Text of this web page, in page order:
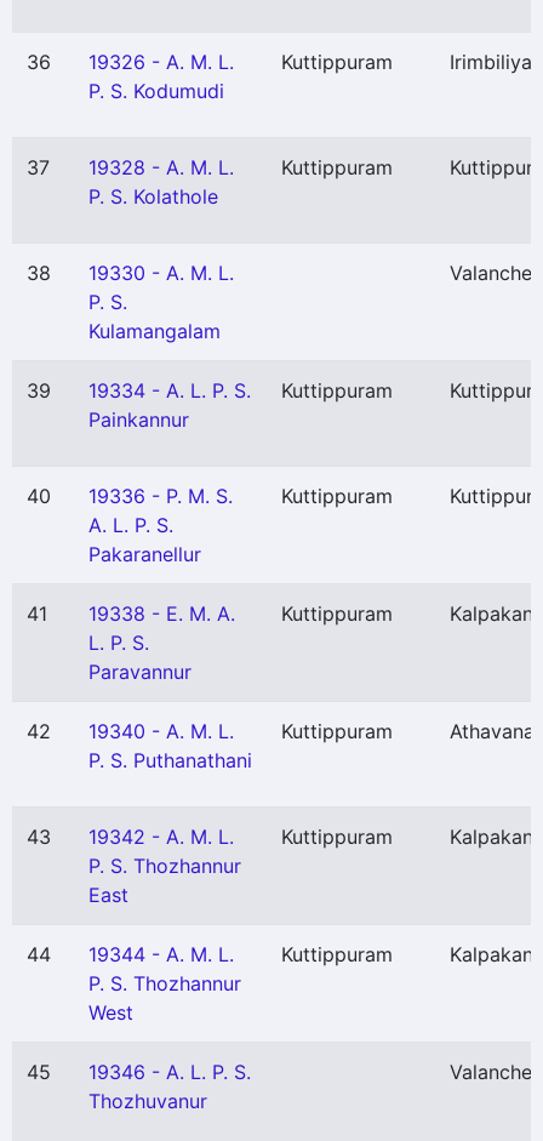
36
19326 - A. M. L.
P. S. Kodumudi
Kuttippuram
37
19328 - A. M. L.
P. S. Kolathole
Kuttippuram
38
19330 - A. M. L.
P. S.
Kulamangalam
39
19334 - A. L. P. S.
Painkannur
Kuttippuram
40
19336 - P. M. S.
A. L. P. S.
Pakaranellur
Kuttippuram
41
19338 - E. M. A.
L. P. S.
Paravannur
Kuttippuram
42
19340 - A. M. L.
P. S. Puthanathani
Kuttippuram
43
19342 - A. M. L.
P. S. Thozhannur
East
Kuttippuram
44
19344 - A. M. L.
P. S. Thozhannur
West
Kuttippuram
45
19346 - A. L. P. S.
Thozhuvanur